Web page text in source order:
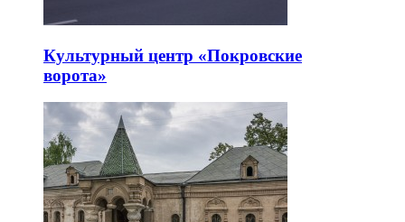
Культурный центр «Покровские
ворота»